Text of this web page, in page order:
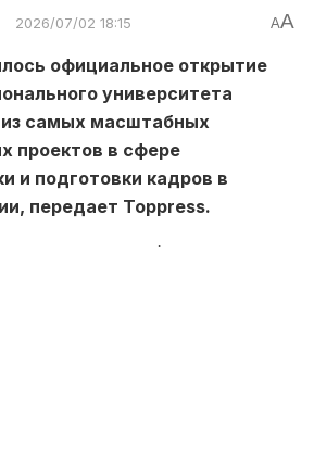
2026/07/02 18:15 AA
официальное открытие
университета
из самых масштабных
проектов в сфере
и подготовки кадров в
передает Toppress.
событием